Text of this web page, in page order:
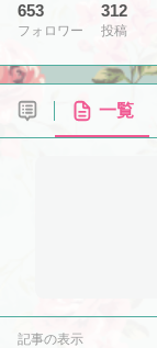
653
フォロワー
312
投稿
一覧
記事の表示